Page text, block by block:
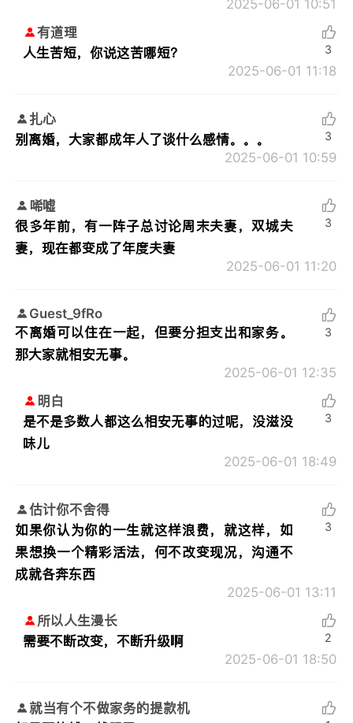
2025-06-01 10:51
有道理
人生苦短，你说这苦哪短？
2025-06-01 11:18
3
扎心
别离婚，大家都成年人了谈什么感情。。。
2025-06-01 10:59
3
唏嘘
很多年前，有一阵子总讨论周末夫妻，双城夫
妻，现在都变成了年度夫妻
2025-06-01 11:20
3
Guest_9fRo
不离婚可以住在一起，但要分担支出和家务。
那大家就相安无事。
2025-06-01 12:35
3
明白
是不是多数人都这么相安无事的过呢，没滋没
味儿
2025-06-01 18:49
3
估计你不舍得
如果你认为你的一生就这样浪费，就这样，如
果想换一个精彩活法，何不改变现况，沟通不
成就各奔东西
2025-06-01 13:11
3
所以人生漫长
需要不断改变，不断升级啊
2025-06-01 18:50
2
就当有个不做家务的提款机